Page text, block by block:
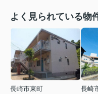
よく見られている物
長崎市東町
長崎